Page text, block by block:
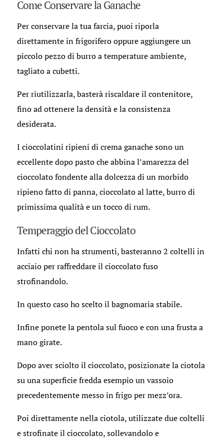
Come Conservare la Ganache
Per conservare la tua farcia, puoi riporla
direttamente in frigorifero oppure aggiungere un
piccolo pezzo di burro a temperature ambiente,
tagliato a cubetti.
Per riutilizzarla, basterà riscaldare il contenitore,
fino ad ottenere la densità e la consistenza
desiderata.
I cioccolatini ripieni di crema ganache sono un
eccellente dopo pasto che abbina l’amarezza del
cioccolato fondente alla dolcezza di un morbido
ripieno fatto di panna, cioccolato al latte, burro di
primissima qualità e un tocco di rum.
Temperaggio del Cioccolato
Infatti chi non ha strumenti, basteranno 2 coltelli in
acciaio per raffreddare il cioccolato fuso
strofinandolo.
In questo caso ho scelto il bagnomaria stabile.
Infine ponete la pentola sul fuoco e con una frusta a
mano girate.
Dopo aver sciolto il cioccolato, posizionate la ciotola
su una superficie fredda esempio un vassoio
precedentemente messo in frigo per mezz’ora.
Poi direttamente nella ciotola, utilizzate due coltelli
e strofinate il cioccolato, sollevandolo e